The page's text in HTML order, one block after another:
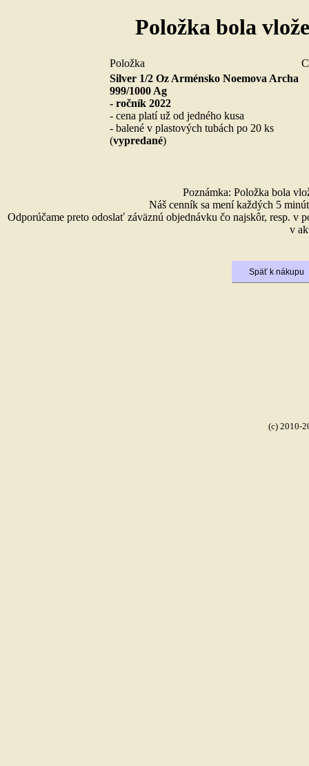
Položka bola
Položka
Silver 1/2 Oz Arménsko Noemova Archa
999/1000 Ag
- ročník 2022
- cena platí už od jedného kusa
- balené v plastových tubách po 20 ks
(vypredané)
Poznámka: Položka bola
Náš cenník sa mení každých 5
Odporúčame preto odoslať záväznú objednávku čo najskôr, resp. v
v
(c) 2010-